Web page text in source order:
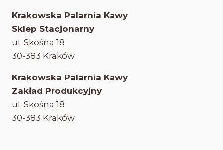
Krakowska Palarnia Kawy
Sklep Stacjonarny
ul. Skośna 18
30-383 Kraków
Krakowska Palarnia Kawy
Zakład Produkcyjny
ul. Skośna 18
30-383 Kraków